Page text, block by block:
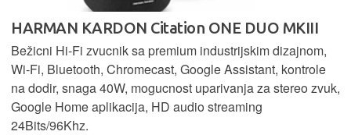
HARMAN KARDON Citation ONE DUO MKIII
Bežicni Hi-Fi zvucnik sa premium industrijskim dizajnom,
Wi-Fi, Bluetooth, Chromecast, Google Assistant, kontrole
na dodir, snaga 40W, mogucnost uparivanja za stereo zvuk,
Google Home aplikacija, HD audio streaming
24Bits/96Khz.